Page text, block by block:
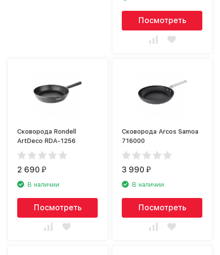
Посмотреть
Сковорода Rondell
ArtDeco RDA-1256
2 690₽
В наличии
Посмотреть
Сковорода Arcos Samoa
716000
3 990₽
В наличии
Посмотреть